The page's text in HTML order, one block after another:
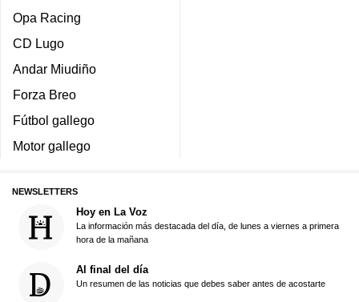
Opa Racing
CD Lugo
Andar Miudiño
Forza Breo
Fútbol gallego
Motor gallego
NEWSLETTERS
Hoy en La Voz
La información más destacada del día, de lunes a viernes a primera
hora de la mañana
Al final del día
Un resumen de las noticias que debes saber antes de acostarte